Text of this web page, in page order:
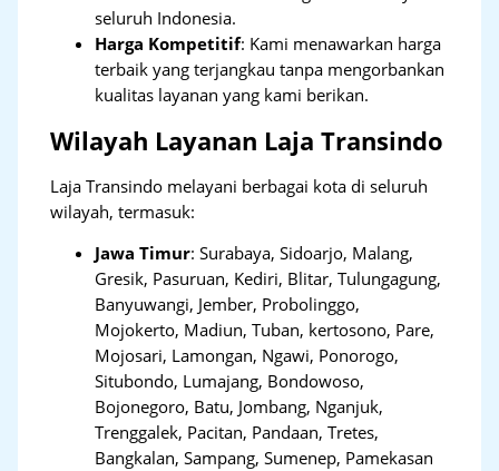
seluruh Indonesia.
Harga Kompetitif: Kami menawarkan harga
terbaik yang terjangkau tanpa mengorbankan
kualitas layanan yang kami berikan.
Wilayah Layanan Laja Transindo
Laja Transindo melayani berbagai kota di seluruh
wilayah, termasuk:
Jawa Timur:Surabaya, Sidoarjo, Malang,
Gresik, Pasuruan, Kediri, Blitar, Tulungagung,
Banyuwangi, Jember, Probolinggo,
Mojokerto, Madiun, Tuban, kertosono, Pare,
Mojosari, Lamongan, Ngawi, Ponorogo,
Situbondo, Lumajang, Bondowoso,
Bojonegoro, Batu, Jombang, Nganjuk,
Trenggalek, Pacitan, Pandaan, Tretes,
Bangkalan, Sampang, Sumenep, Pamekasan